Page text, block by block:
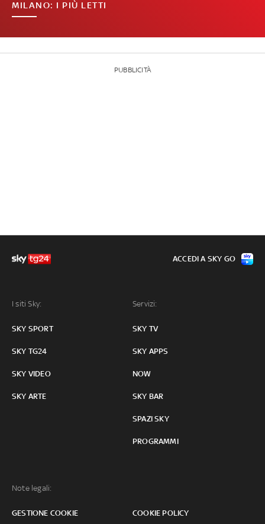
MILANO: I PIÙ LETTI
PUBBLICITÀ
I siti Sky:
SKY SPORT
SKY TG24
SKY VIDEO
SKY ARTE
Servizi:
SKY TV
SKY APPS
NOW
SKY BAR
SPAZI SKY
PROGRAMMI
Note legali:
GESTIONE COOKIE COOKIE POLICY
ACCEDI A SKY GO